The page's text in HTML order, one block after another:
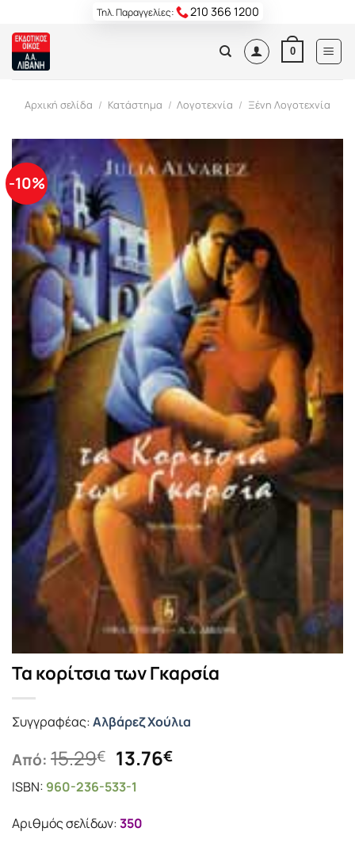
content
Τηλ. Παραγγελίες: 210 366 1200
0
Αρχική σελίδα / Κατάστημα / Λογοτεχνία / Ξένη Λογοτεχνία
-10%
Τα κορίτσια των Γκαρσία
Συγγραφέας:Αλβάρεζ Χούλια
Από: 15.29€ Original
price
was:
15.29€.
13.76€Η
ISBN: 960-236-533-1
Αριθμός σελίδων:350